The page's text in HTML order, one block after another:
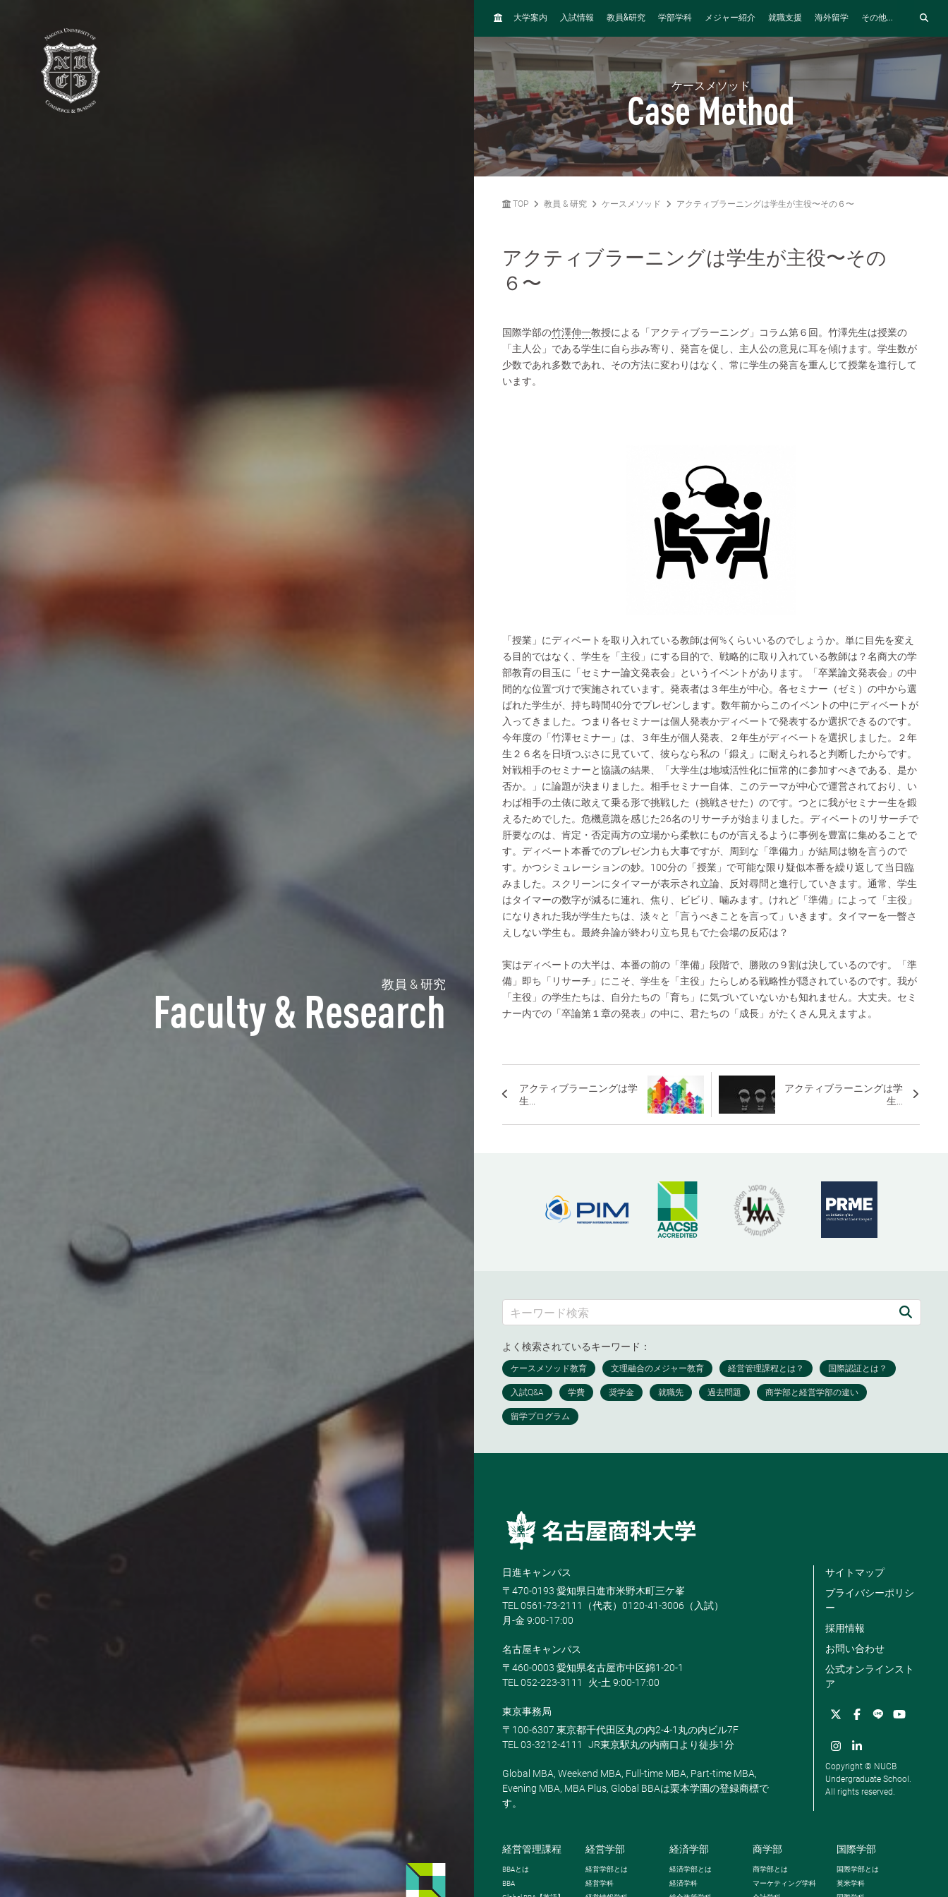
教員 & 研究
Faculty & Research
H
M
大学案内 入試情報 教員&研究 学部学科 メジャー紹介 就職支援 海外留学 その他...
ケースメソッド
Case Method
TOP 教員 & 研究 ケースメソッド アクティブラーニングは学生が主役〜その６〜
アクティブラーニングは学生が主役〜その
６〜
国際学部の竹澤伸一教授による「アクティブラーニング」コラム第６回。竹澤先生は授業の
「主人公」である学生に自ら歩み寄り、発言を促し、主人公の意見に耳を傾けます。学生数が
少数であれ多数であれ、その方法に変わりはなく、常に学生の発言を重んじて授業を進行して
います。
「授業」にディベートを取り入れている教師は何%くらいいるのでしょうか。単に目先を変え
る目的ではなく、学生を「主役」にする目的で、戦略的に取り入れている教師は？名商大の学
部教育の目玉に「セミナー論文発表会」というイベントがあります。「卒業論文発表会」の中
間的な位置づけで実施されています。発表者は３年生が中心。各セミナー（ゼミ）の中から選
ばれた学生が、持ち時間40分でプレゼンします。数年前からこのイベントの中にディベートが
入ってきました。つまり各セミナーは個人発表かディベートで発表するか選択できるのです。
今年度の「竹澤セミナー」は、３年生が個人発表、２年生がディベートを選択しました。２年
生２６名を日頃つぶさに見ていて、彼らなら私の「鍛え」に耐えられると判断したからです。
対戦相手のセミナーと協議の結果、「大学生は地域活性化に恒常的に参加すべきである、是か
否か。」に論題が決まりました。相手セミナー自体、このテーマが中心で運営されており、い
わば相手の土俵に敢えて乗る形で挑戦した（挑戦させた）のです。つとに我がセミナー生を鍛
えるためでした。危機意識を感じた26名のリサーチが始まりました。ディベートのリサーチで
肝要なのは、肯定・否定両方の立場から柔軟にものが言えるように事例を豊富に集めることで
す。ディベート本番でのプレゼン力も大事ですが、周到な「準備力」が結局は物を言うので
す。かつシミュレーションの妙。100分の「授業」で可能な限り疑似本番を繰り返して当日臨
みました。スクリーンにタイマーが表示され立論、反対尋問と進行していきます。通常、学生
はタイマーの数字が減るに連れ、焦り、ビビり、噛みます。けれど「準備」によって「主役」
になりきれた我が学生たちは、淡々と「言うべきことを言って」いきます。タイマーを一瞥さ
えしない学生も。最終弁論が終わり立ち見もでた会場の反応は？
実はディベートの大半は、本番の前の「準備」段階で、勝敗の９割は決しているのです。「準
備」即ち「リサーチ」にこそ、学生を「主役」たらしめる戦略性が隠されているのです。我が
「主役」の学生たちは、自分たちの「育ち」に気づいていないかも知れません。大丈夫。セミ
ナー内での「卒論第１章の発表」の中に、君たちの「成長」がたくさん見えますよ。
アクティブラーニングは学
生...
アクティブラーニングは学
生...
よく検索されているキーワード：
日進キャンパス
〒470-0193 愛知県日進市米野木町三ケ峯
TEL 0561-73-2111（代表）0120-41-3006（入試）
月-金 9:00-17:00
名古屋キャンパス
〒460-0003 愛知県名古屋市中区錦1-20-1
TEL 052-223-3111
火-土 9:00-17:00
東京事務局
〒100-6307 東京都千代田区丸の内2-4-1丸の内ビル7F
TEL 03-3212-4111
JR東京駅丸の内南口より徒歩1分
Global MBA, Weekend MBA, Full-time MBA, Part-time MBA,
Evening MBA, MBA Plus, Global BBAは栗本学園の登録商標で
す。
サイトマップ
プライバシーポリシ
ー
採用情報
お問い合わせ
公式オンラインスト
ア
Copyright © NUCB
Undergraduate School.
All rights reserved.
経営管理課程
BBAとは
BBA
経営学部
経営学部とは
経営学科
経済学部
経済学部とは
経済学科
商学部
商学部とは
マーケティング学科
国際学部
国際学部とは
英米学科